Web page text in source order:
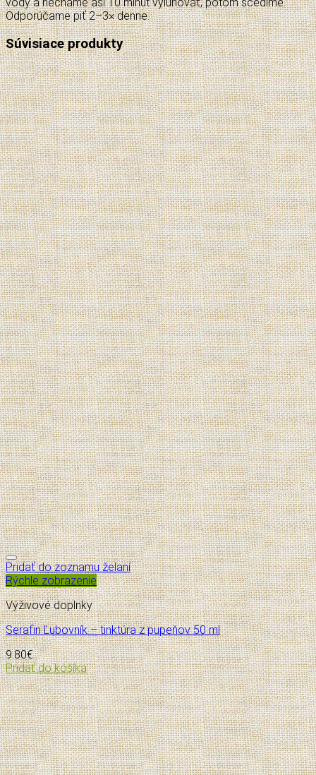
Odporúčame piť 2–3× denne.
Súvisiace produkty
Pridať do zoznamu želaní
Rýchle zobrazenie
Výživové doplnky
Serafin Ľubovník – tinktúra z pupeňov 50 ml
9.80€
Pridať do košíka